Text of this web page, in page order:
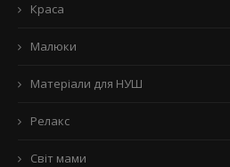
Краса
Малюки
Матеріали для НУШ
Релакс
Світ мами